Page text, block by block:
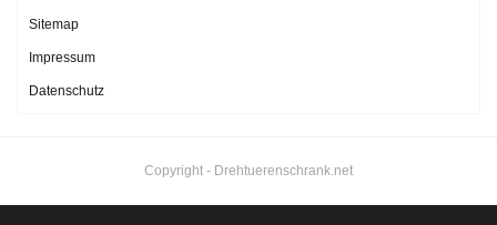
Sitemap
Impressum
Datenschutz
Copyright - Drehtuerenschrank.net